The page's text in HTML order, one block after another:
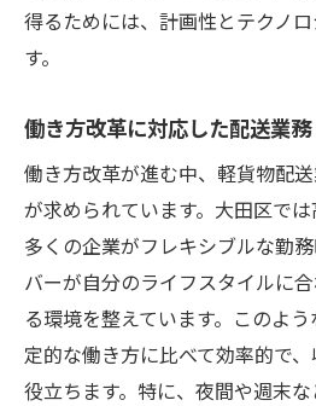
得るためには、計画性とテクノ
す。
働き方改革に対応した配送業務
働き方改革が進む中、軽貨物配
が求められています。大田区では
多くの企業がフレキシブルな勤
バーが自分のライフスタイルに
る環境を整えています。このよ
定的な働き方に比べて効率的で
役立ちます。特に、夜間や週末